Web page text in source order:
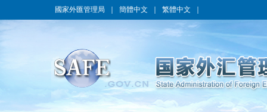
國家外匯管理局 簡體中文 繁體中文